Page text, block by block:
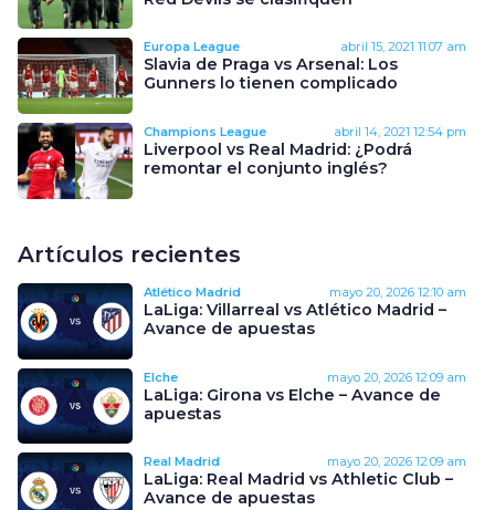
Europa League abril 15, 2021 11:07 am
Slavia de Praga vs Arsenal: Los
Gunners lo tienen complicado
Champions League abril 14, 2021 12:54 pm
Liverpool vs Real Madrid: ¿Podrá
remontar el conjunto inglés?
Artículos recientes
Atlético Madrid mayo 20, 2026 12:10 am
LaLiga: Villarreal vs Atlético Madrid –
Avance de apuestas
Elche mayo 20, 2026 12:09 am
LaLiga: Girona vs Elche – Avance de
apuestas
Real Madrid mayo 20, 2026 12:09 am
LaLiga: Real Madrid vs Athletic Club –
Avance de apuestas